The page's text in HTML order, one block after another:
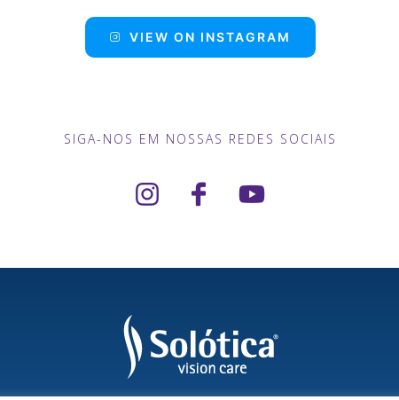
VIEW ON INSTAGRAM
SIGA-NOS EM NOSSAS REDES SOCIAIS